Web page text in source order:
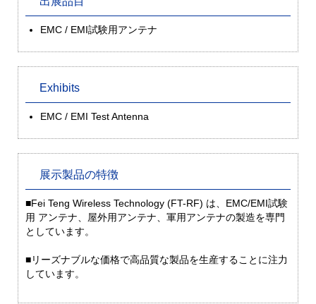
EMC / EMI試験用アンテナ
Exhibits
EMC / EMI Test Antenna
展示製品の特徴
■Fei Teng Wireless Technology (FT-RF) は、EMC/EMI試験
用 アンテナ、屋外用アンテナ、軍用アンテナの製造を専門
としています。
■リーズナブルな価格で高品質な製品を生産することに注力
しています。